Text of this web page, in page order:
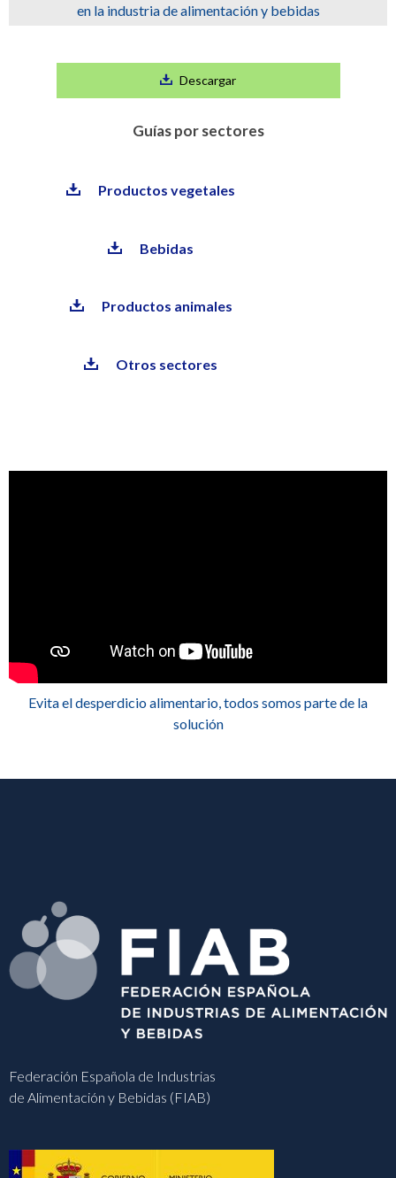
en la industria de alimentación y bebidas
Descargar
Guías por sectores
Productos vegetales
Bebidas
Productos animales
Otros sectores
Evita el desperdicio alimentario, todos somos parte de la
solución
Federación Española de Industrias
de Alimentación y Bebidas (FIAB)